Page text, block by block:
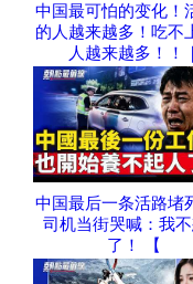
中国最可怕的变化！
的人越来越多！吃不
人越来越多！！｜
中国最后一条活路堵
司机当街哭喊：我
了！ 【